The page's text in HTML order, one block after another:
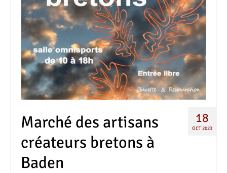
18
OCT 2023
Marché des artisans
créateurs bretons à
Baden